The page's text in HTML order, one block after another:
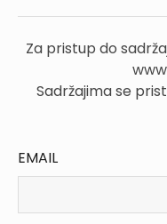
Za pristup do
Sadržajima se
EMAIL